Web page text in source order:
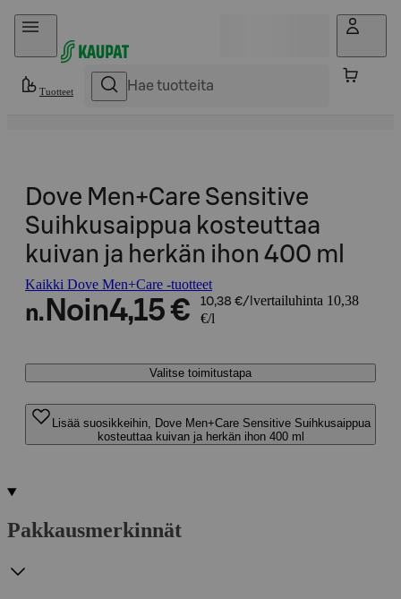
Hyppää sisältöön
Tuotteet
Dove Men+Care Sensitive
Suihkusaippua kosteuttaa
kuivan ja herkän ihon 400 ml
Kaikki Dove Men+Care -tuotteet
n. Noin4,15 € 10,38 €/l vertailuhinta 10,38
€/l
Valitse toimitustapa
Lisää suosikkeihin, Dove Men+Care Sensitive Suihkusaippua
kosteuttaa kuivan ja herkän ihon 400 ml
Pakkausmerkinnät